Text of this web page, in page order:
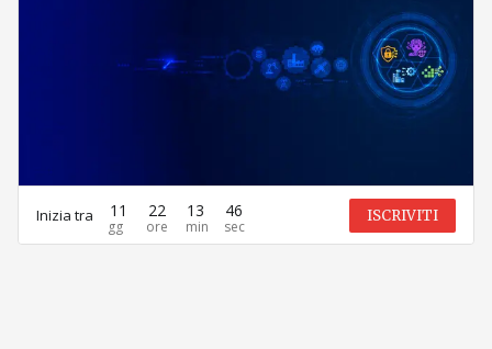
Inizia tra 11 22 13 46 ISCRIVITI